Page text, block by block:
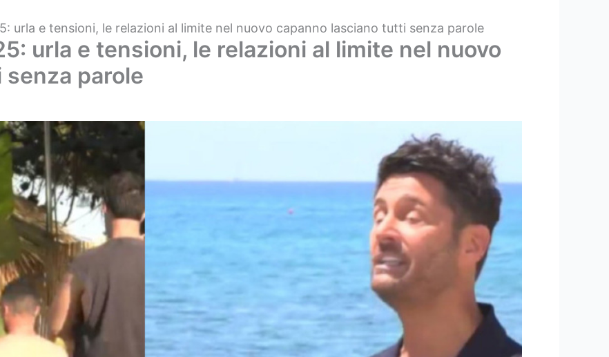
urla e tensioni, le relazioni al limite nel nuovo capanno lasciano tutti senza parole
urla e tensioni, le relazioni al limite nel nuovo
parole